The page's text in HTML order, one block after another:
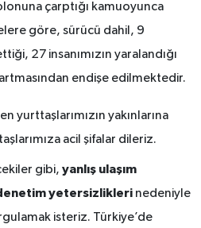
çarptığı kamuoyunca
göre, sürücü dahil, 9
27 insanımızın yaralandığı
endişe edilmektedir.
yurttaşlarımızın yakınlarına
acil şifalar dileriz.
gibi, yanlış ulaşım
yetersizliklerinedeniyle
isteriz. Türkiye’de